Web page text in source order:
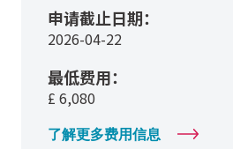
申请截止日期：
2026-04-22
最低费用：
£ 6,080
了解更多费用信息